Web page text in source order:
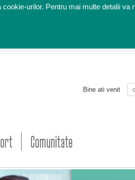
urilor. Pentru mai multe detalii va
Bine ati venit
Comunitate